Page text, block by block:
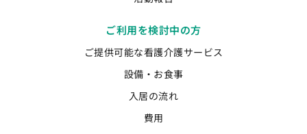
ご利用を検討中の方
ご提供可能な看護介護サービス
設備・お食事
入居の流れ
費用